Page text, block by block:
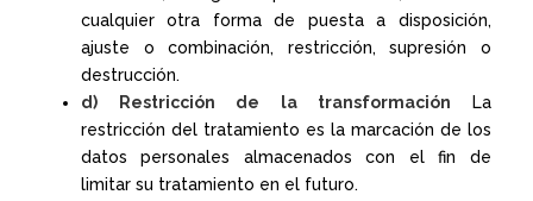
cualquier otra forma de puesta a disposición,
ajuste o combinación, restricción, supresión o
destrucción.
d) Restricción de la transformación
La
restricción del tratamiento es la marcación de los
datos personales almacenados con el fin de
limitar su tratamiento en el futuro.